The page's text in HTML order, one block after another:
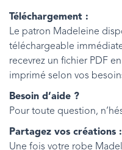
Téléchargement :
Le patron Madeleine
téléchargeable
recevrez un fichier PDF
imprimé selon vos
Besoin d’aide ?
Pour toute question,
Partagez vos créations :
Une fois votre robe